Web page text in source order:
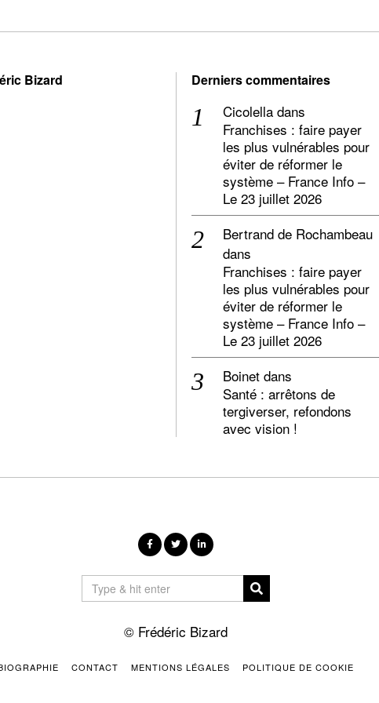
Bizard Derniers commentaires
Cicolella dans
Franchises : faire payer
les plus vulnérables pour
éviter de réformer le
système – France Info –
Le 23 juillet 2026
Bertrand de Rochambeau
dans
Franchises : faire payer
les plus vulnérables pour
éviter de réformer le
système – France Info –
Le 23 juillet 2026
Boinet dans
Santé : arrêtons de
tergiverser, refondons
avec vision !
© Frédéric Bizard
CONTACT MENTIONS LÉGALES POLITIQUE DE COOKIE